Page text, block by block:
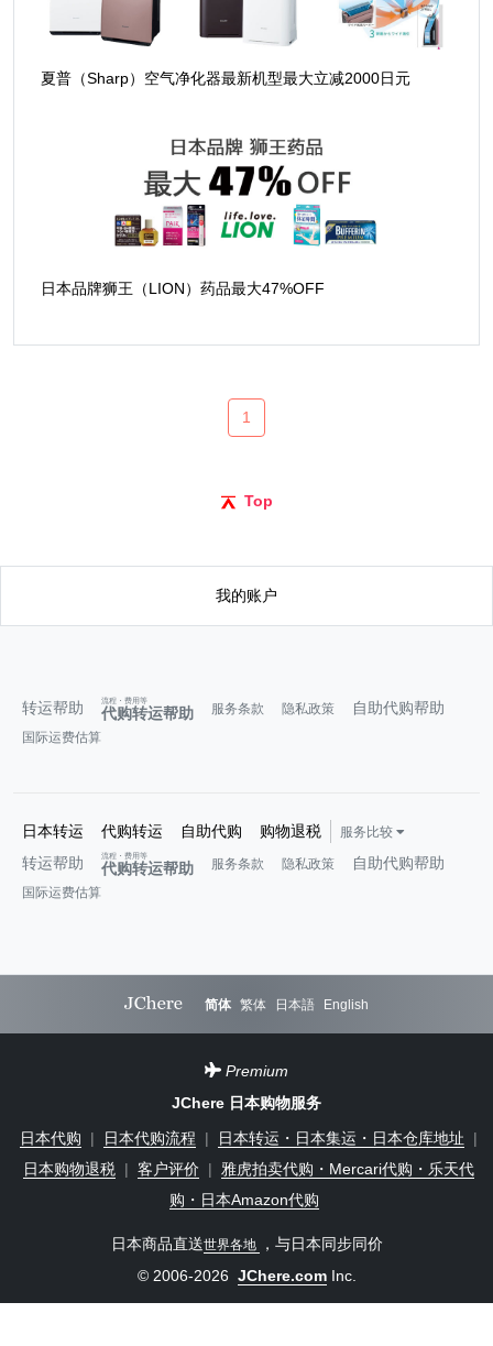
夏普（Sharp）空气净化器最新机型最大立减2000日元
日本品牌狮王（LION）药品最大47%OFF
1
Top
我的账户
转运帮助 代购转运帮助
流程・费用等
服务条款 隐私政策 自助代购帮助
国际运费估算
日本转运 代购转运 自助代购 购物退税 服务比较
转运帮助 代购转运帮助
流程・费用等
服务条款 隐私政策 自助代购帮助
国际运费估算
简体 繁体 日本語 English
Premium
JChere 日本购物服务
日本代购
| 日本代购流程 | 日本转运・日本集运・日本仓库地址
|
日本购物退税 | 客户评价 |
雅虎拍卖代购・Mercari代购・乐天代
购・日本Amazon代购
日本商品直送世界各地
，与日本同步同价
© 2006-2026 JChere.comInc.